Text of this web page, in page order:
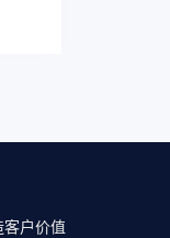
客户价值